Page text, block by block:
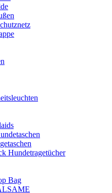
Hundetragetücher
Bag